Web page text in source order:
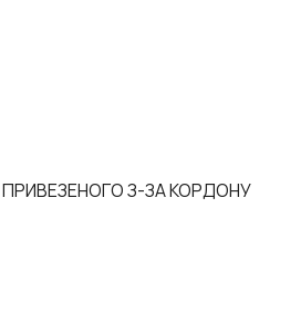
З-ЗА КОРДОНУ